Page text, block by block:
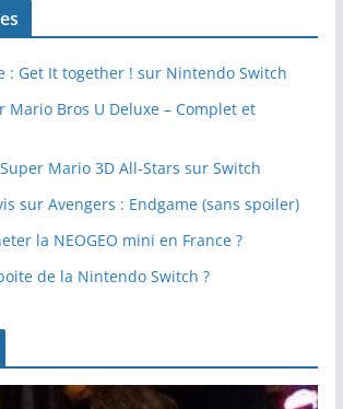
: Get It together ! sur Nintendo Switch
Mario Bros U Deluxe – Complet et
Mario 3D All-Stars sur Switch
sur Avengers : Endgame (sans spoiler)
la NEOGEO mini en France ?
de la Nintendo Switch ?